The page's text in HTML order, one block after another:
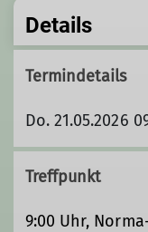
Details
Termindetails
Do. 21.05.2026
Treffpunkt
9:00 Uhr,